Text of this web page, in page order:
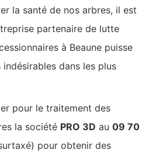
la santé de nos arbres, il est
partenaire de lutte
à Beaune puisse
dans les plus
pour le traitement des
la société PRO 3D au 09 70
pour obtenir des